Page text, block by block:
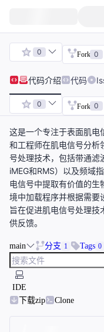
0 Fork 0
代码介绍 代码
0 Fork 0
这是一个专注于表面肌电
和工程师在肌电信号分析
号处理技术，包括带通
iMEG和RMS）以及频域
电信号中提取有价值的
境中加载程序并根据需要
旨在促进肌电信号处理
供反馈。
main 分支 1 Tags 0
IDE
下载zip
Clone